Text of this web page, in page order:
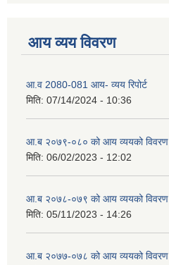
आय व्यय विवरण
आ.व 2080-081 आय- व्यय रिपोर्ट
मिति: 07/14/2024 - 10:36
आ.ब २०७९-०८० को आय व्ययको विवरण
मिति: 06/02/2023 - 12:02
आ.ब २०७८-०७९ को आय व्ययको विवरण
मिति: 05/11/2023 - 14:26
आ.ब २०७७-०७८ को आय व्ययको विवरण